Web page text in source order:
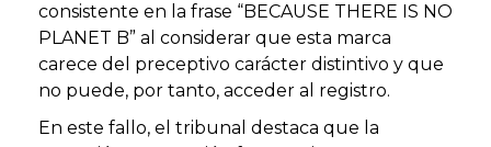
consistente en la frase “BECAUSE THERE IS NO
PLANET B” al considerar que esta marca
carece del preceptivo carácter distintivo y que
no puede, por tanto, acceder al registro.
En este fallo, el tribunal destaca que la